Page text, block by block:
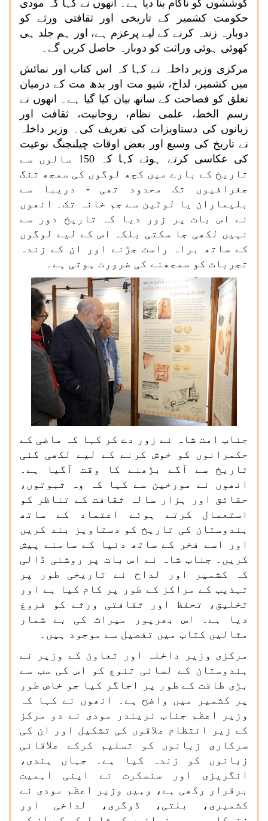
کوششوں کو ناکام بنا دیا ہے۔ انھوں نے کہا کہ مودی
حکومت کشمیر کے تاریخی اور ثقافتی ورثے کو
دوبارہ زندہ کرنے کے لیے پرعزم ہے، اور ہم جلد ہی
کھوئی ہوئی وراثت کو دوبارہ حاصل کریں گے۔
مرکزی وزیر داخلہ نے کہا کہ اس کتاب اور نمائش
میں کشمیر، لداخ، شیو مت اور بدھ مت کے درمیان
تعلق کو فصاحت کے ساتھ بیان کیا گیا ہے۔ انھوں نے
رسم الخط، علمی نظام، روحانیت، ثقافت اور
زبانوں کی دستاویزات کی تعریف کی۔ وزیر داخلہ
نے تاریخ کی وسیع اور بعض اوقات چیلنجنگ نوعیت
کی عکاسی کرتے ہوئے کہا کہ 150 سالوں سے
تاریخ کے بارے میں کچھ لوگوں کی سمجھ تنگ
جغرافیوں تک محدود تھی - دریبا سے
بلیماران یا لوٹین سے جم خانہ تک۔ انھوں
نے اس بات پر زور دیا کہ تاریخ دور سے
نہیں لکھی جا سکتی بلکہ اس کے لیے لوگوں
کے ساتھ براہ راست جڑنے اور ان کے زندہ
تجربات کو سمجھنے کی ضرورت ہوتی ہے۔
جناب امت شاہ نے زور دے کر کہا کہ ماضی کے
حکمرانوں کو خوش کرنے کے لیے لکھی گئی
تاریخ سے آگے بڑھنے کا وقت آگیا ہے۔
انھوں نے مورخین سے کہا کہ وہ ثبوتوں،
حقائق اور ہزار سالہ ثقافت کے تناظر کو
استعمال کرتے ہوئے اعتماد کے ساتھ
ہندوستان کی تاریخ کو دستاویز بند کریں
اور اسے فخر کے ساتھ دنیا کے سامنے پیش
کریں۔ جناب شاہ نے اس بات پر روشنی ڈالی
کہ کشمیر اور لداخ نے تاریخی طور پر
تہذیب کے مراکز کے طور پر کام کیا ہے اور
تخلیق، تحفظ اور ثقافتی ورثے کو فروغ
دیا ہے۔ اس بھرپور میراث کی بے شمار
مثالیں کتاب میں تفصیل سے موجود ہیں۔
مرکزی وزیر داخلہ اور تعاون کے وزیر نے
ہندوستان کے لسانی تنوع کو اس کی سب سے
بڑی طاقت کے طور پر اجاگر کیا جو خاص طور
پر کشمیر میں واضح ہے۔ انھوں نے کہا کہ
وزیر اعظم جناب نریندر مودی نے دو مرکز
کے زیر انتظام علاقوں کی تشکیل اور ان کی
سرکاری زبانوں کو تسلیم کرکے علاقائی
زبانوں کو زندہ کیا ہے۔ جہاں ہندی،
انگریزی اور سنسکرت نے اپنی اہمیت
برقرار رکھی ہے، وہیں وزیر اعظم مودی نے
کشمیری، بلتی، ڈوگری، لداخی اور